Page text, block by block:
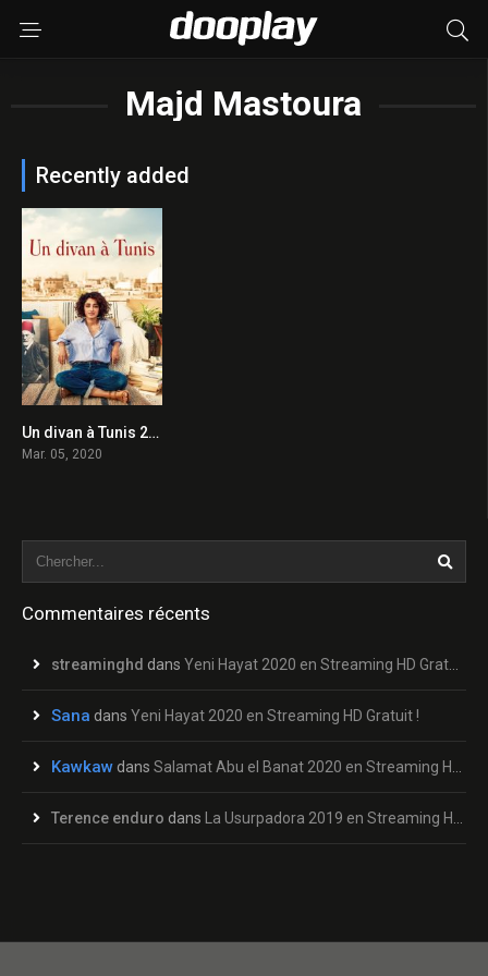
Majd Mastoura
Recently added
6.3Un divan à Tunis 2020 en Streaming HD Gratuit !
Mar. 05, 2020
Commentaires récents
streaminghd dans Yeni Hayat 2020 en Streaming HD Gratuit !
Sana dans Yeni Hayat 2020 en Streaming HD Gratuit !
Kawkaw dans Salamat Abu el Banat 2020 en Streaming HD Gratuit !
Terence enduro dans La Usurpadora 2019 en Streaming HD Gratuit !